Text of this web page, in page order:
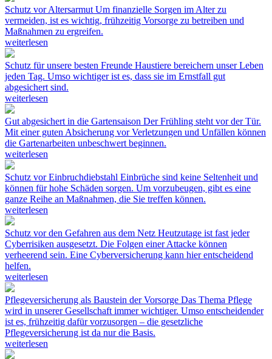
Schutz vor AltersarmutUm finanzielle Sorgen im Alter zu
vermeiden, ist es wichtig, frühzeitig Vorsorge zu betreiben und
Maßnahmen zu ergreifen.
weiterlesen
Schutz für unsere besten Freunde Haustiere bereichern unser Leben
jeden Tag. Umso wichtiger ist es, dass sie im Ernstfall gut
abgesichert sind.
weiterlesen
Gut abgesichert in die Gartensaison Der Frühling steht vor der Tür.
Mit einer guten Absicherung vor Verletzungen und Unfällen können
die Gartenarbeiten unbeschwert beginnen.
weiterlesen
Schutz vor Einbruchdiebstahl Einbrüche sind keine Seltenheit und
können für hohe Schäden sorgen. Um vorzubeugen, gibt es eine
ganze Reihe an Maßnahmen, die Sie treffen können.
weiterlesen
Schutz vor den Gefahren aus dem Netz Heutzutage ist fast jeder
Cyberrisiken ausgesetzt. Die Folgen einer Attacke können
verheerend sein. Eine Cyberversicherung kann hier entscheidend
helfen.
weiterlesen
Pflegeversicherung als Baustein der Vorsorge Das Thema Pflege
wird in unserer Gesellschaft immer wichtiger. Umso entscheidender
ist es, frühzeitig dafür vorzusorgen – die gesetzliche
Pflegeversicherung ist da nur die Basis.
weiterlesen